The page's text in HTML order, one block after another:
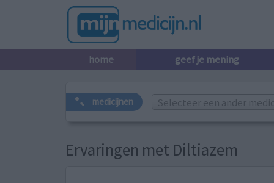
home geef je mening
medicijnen Selecteer een ander
Ervaringen met Diltiazem